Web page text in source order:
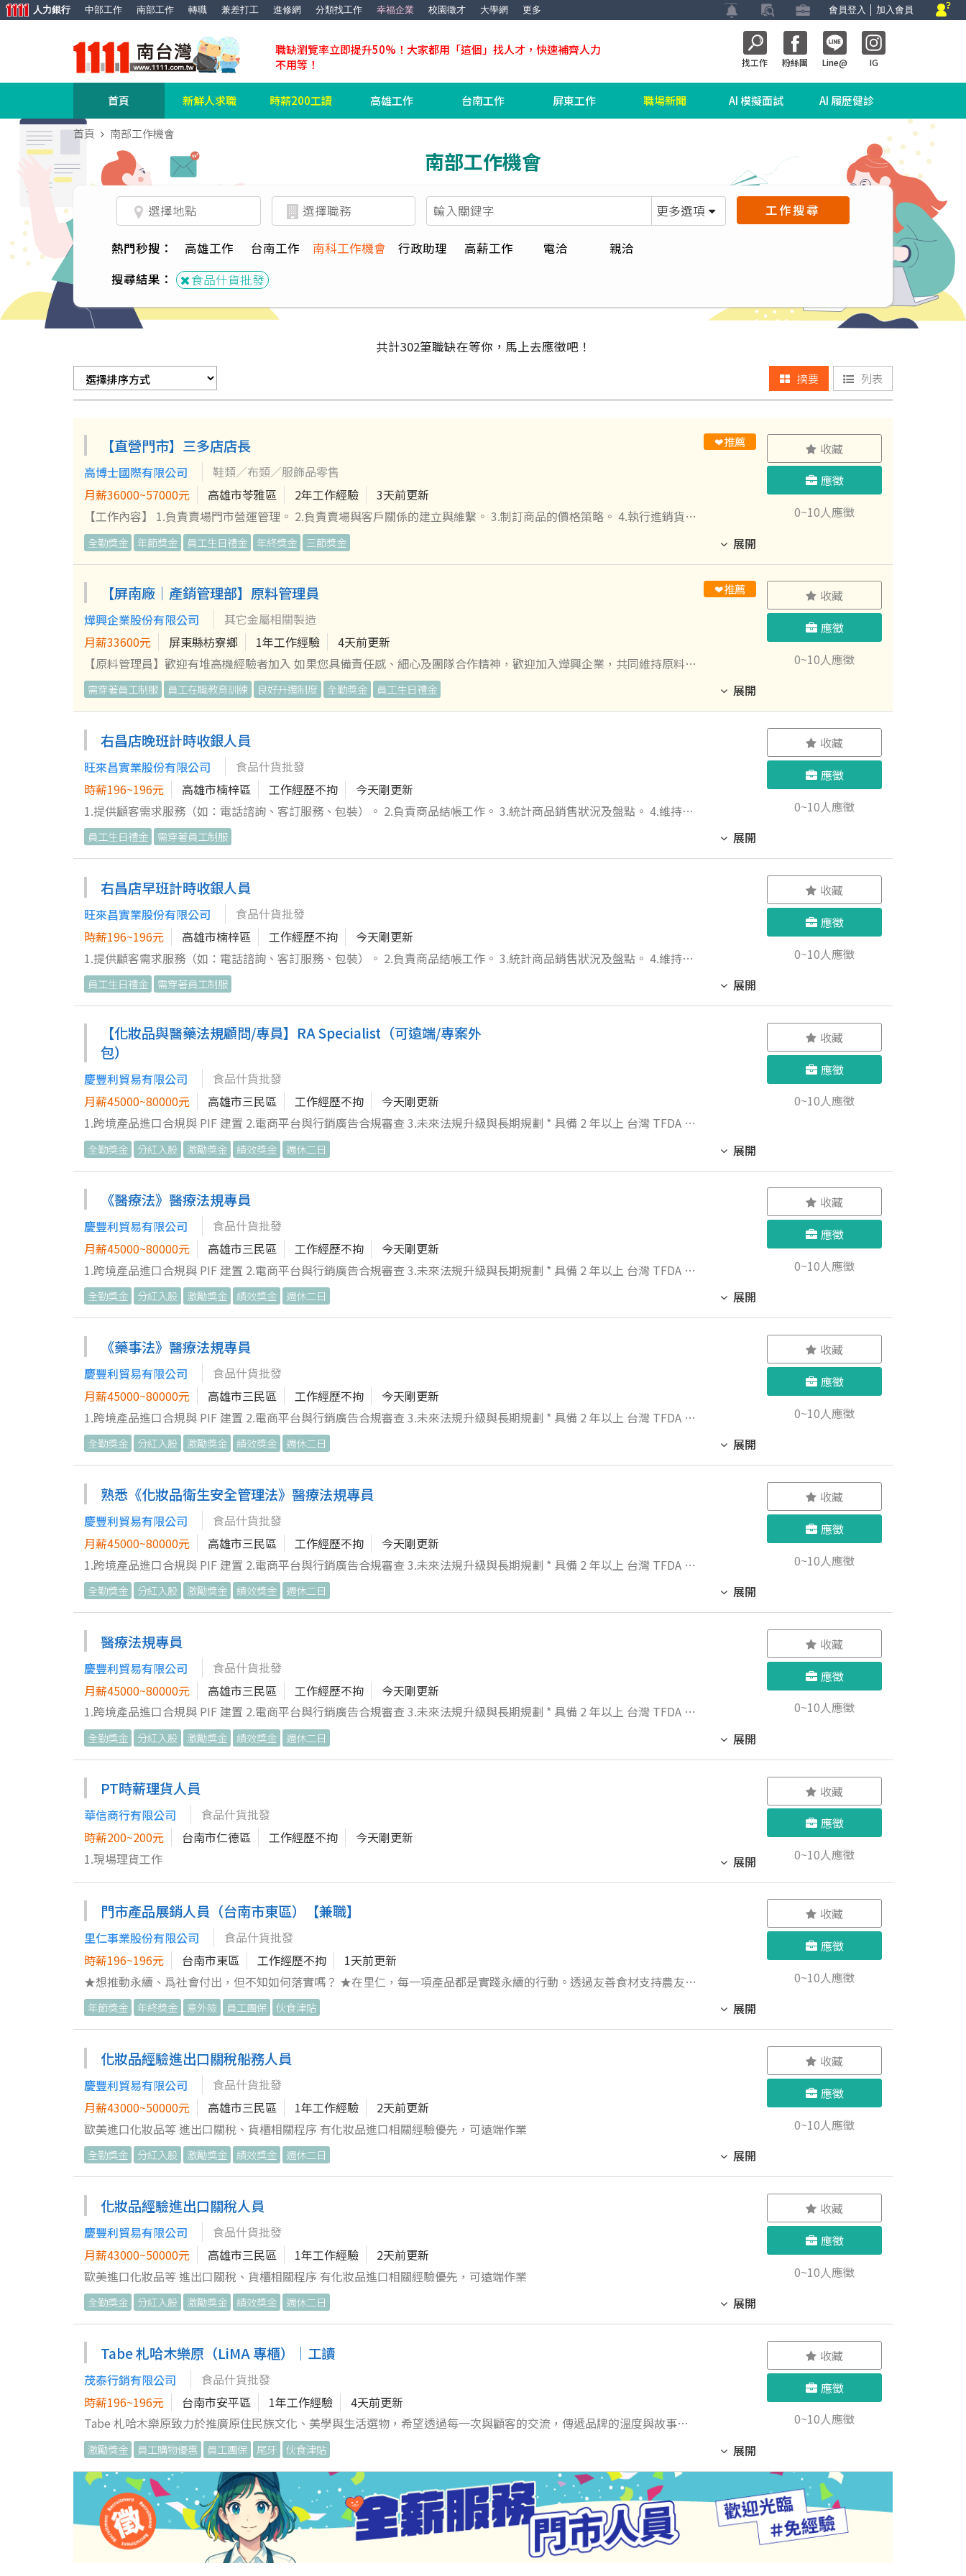
會員登入 加入會員
人力銀行 中部工作 南部工作 轉職 兼差打工 進修網 分類找工作 幸福企業 校園徵才 大學網 更多
職缺瀏覽率立即提升50%！大家都用「這個」找人才，快速補齊人力
不用等！
找工作 粉絲團 Line@ IG
首頁 新鮮人求職 時薪200工讀 高雄工作 台南工作 屏東工作 職場新聞 AI 模擬面試 AI 履歷健診
首頁 南部工作機會
南部工作機會
更多選項 工作搜尋
熱門秒搜： 高雄工作 台南工作 南科工作機會 行政助理 高薪工作 電洽
親洽
搜尋結果：
食品什貨批發
共計302筆職缺在等你，馬上去應徵吧！
列表
摘要
【直營門市】三多店店長
高博士國際有限公司
鞋類／布類／服飾品零售
月薪36000~57000元
高雄市苓雅區 2年工作經驗
3天前更新
【工作內容】 1.負責賣場門市營運管理。 2.負責賣場與客戶關係的建立與維繫。 3.制訂商品的價格策略。 4.執行進銷貨分
析。 5.規劃、協調廣告活動和促銷宣傳。 【加分特質】 ★喜歡接觸人群、具銷售商品服務顧客熱忱。 ★公司提供完善鞋
類商品專業知識教育。 ★完善教育訓練，可立即掌握銷售技巧。 ★公司產業前景看好、 升遷管道暢通。 ★為每一位員工
創造職涯發展工作價值。
展開
全勤獎金 年節獎金 員工生日禮金 年終獎金 三節獎金
❤推薦
收藏
應徵
0~10人應徵
【屏南廠｜產銷管理部】原料管理員
燁興企業股份有限公司
其它金屬相關製造
月薪33600元
屏東縣枋寮鄉 1年工作經驗
4天前更新
【原料管理員】歡迎有堆高機經驗者加入 如果您具備責任感、細心及團隊合作精神，歡迎加入燁興企業，共同維持原料管
理與生產作業順暢。 【工作內容】 1.負責廠內台車操作、板車操作、天車操作等作業。 2.原料相關異動與管理，以及主管
交辦事項。 3.配合產線作業狀況，有時需配合加班。 歡迎這樣的您加入 ✔ 做事細心✔ 配合度高✔ 重視工作安全 ✔ 具團隊
合作精神✔ 能配合現場作業 ––––––––––––––––––––––––––––––––––––––––––––––––––––––––– 【超貼心的燁興福
利】 除了具競爭力的薪資，我們更提供全方位的職涯關懷： 薪酬激勵： 三節獎金、年終獎金、全勤獎金，肯定你的每一
份付出。 生活支持： 生日禮金、結婚補助、生育及育嬰補貼，陪你走過人生重要時刻。 日常關愛： 伙食津貼、提供員工
制服、完善的內外部教育訓練。 友善職場： 週休二日、舒適哺乳室、家庭照顧假，讓工作與生活達到真平衡。 健康守
護： 定期員工健檢、團體保險並可納入直系親屬含醫療、重疾和癌症險。足額勞退提撥，給家人一份安心。 員工活動：義
大遊樂世界無限次數免費入園。 特約優惠：萬豪酒店、皇家酒店、天悅飯店、義享天地等。
展開
需穿著員工制服 員工在職教育訓練 良好升遷制度 全勤獎金 員工生日禮金
❤推薦
收藏
應徵
0~10人應徵
右昌店晚班計時收銀人員
旺來昌實業股份有限公司
食品什貨批發
時薪196~196元
高雄市楠梓區 工作經歷不拘
今天剛更新
1.提供顧客需求服務（如：電話諮詢、客訂服務、包裝）。 2.負責商品結帳工作。 3.統計商品銷售狀況及盤點。 4.維持店
櫃週遭之整潔。 5.協助賣場營運工作。 6.完成主管交辦事項。
展開
員工生日禮金 需穿著員工制服
收藏
應徵
0~10人應徵
右昌店早班計時收銀人員
旺來昌實業股份有限公司
食品什貨批發
時薪196~196元
高雄市楠梓區 工作經歷不拘
今天剛更新
1.提供顧客需求服務（如：電話諮詢、客訂服務、包裝）。 2.負責商品結帳工作。 3.統計商品銷售狀況及盤點。 4.維持店
櫃週遭之整潔。 5.協助賣場營運工作。 6.完成主管交辦事項。
展開
員工生日禮金 需穿著員工制服
收藏
應徵
0~10人應徵
【化妝品與醫藥法規顧問/專員】RA Specialist（可遠端/專案外
包）
慶豐利貿易有限公司
食品什貨批發
月薪45000~80000元
高雄市三民區 工作經歷不拘
今天剛更新
1.跨境產品進口合規與 PIF 建置 2.電商平台與行銷廣告合規審查 3.未來法規升級與長期規劃 * 具備 2 年以上 台灣 TFDA 化
妝品登錄與 PIF（產品安全資訊檔案）實務製作經驗。 * 熟悉《化妝品衛生安全管理法》、《藥事法》及《醫療法》之相
關罰則與界線。
展開
全勤獎金 分紅入股 激勵獎金 績效獎金 週休二日
收藏
應徵
0~10人應徵
《醫療法》醫療法規專員
慶豐利貿易有限公司
食品什貨批發
月薪45000~80000元
高雄市三民區 工作經歷不拘
今天剛更新
1.跨境產品進口合規與 PIF 建置 2.電商平台與行銷廣告合規審查 3.未來法規升級與長期規劃 * 具備 2 年以上 台灣 TFDA 化
妝品登錄與 PIF（產品安全資訊檔案）實務製作經驗。 * 熟悉《化妝品衛生安全管理法》、《藥事法》及《醫療法》之相
關罰則與界線。
展開
全勤獎金 分紅入股 激勵獎金 績效獎金 週休二日
收藏
應徵
0~10人應徵
《藥事法》醫療法規專員
慶豐利貿易有限公司
食品什貨批發
月薪45000~80000元
高雄市三民區 工作經歷不拘
今天剛更新
1.跨境產品進口合規與 PIF 建置 2.電商平台與行銷廣告合規審查 3.未來法規升級與長期規劃 * 具備 2 年以上 台灣 TFDA 化
妝品登錄與 PIF（產品安全資訊檔案）實務製作經驗。 * 熟悉《化妝品衛生安全管理法》、《藥事法》及《醫療法》之相
關罰則與界線。
展開
全勤獎金 分紅入股 激勵獎金 績效獎金 週休二日
收藏
應徵
0~10人應徵
熟悉《化妝品衛生安全管理法》醫療法規專員
慶豐利貿易有限公司
食品什貨批發
月薪45000~80000元
高雄市三民區 工作經歷不拘
今天剛更新
1.跨境產品進口合規與 PIF 建置 2.電商平台與行銷廣告合規審查 3.未來法規升級與長期規劃 * 具備 2 年以上 台灣 TFDA 化
妝品登錄與 PIF（產品安全資訊檔案）實務製作經驗。 * 熟悉《化妝品衛生安全管理法》、《藥事法》及《醫療法》之相
關罰則與界線。
展開
全勤獎金 分紅入股 激勵獎金 績效獎金 週休二日
收藏
應徵
0~10人應徵
醫療法規專員
慶豐利貿易有限公司
食品什貨批發
月薪45000~80000元
高雄市三民區 工作經歷不拘
今天剛更新
1.跨境產品進口合規與 PIF 建置 2.電商平台與行銷廣告合規審查 3.未來法規升級與長期規劃 * 具備 2 年以上 台灣 TFDA 化
妝品登錄與 PIF（產品安全資訊檔案）實務製作經驗。 * 熟悉《化妝品衛生安全管理法》、《藥事法》及《醫療法》之相
關罰則與界線。
展開
全勤獎金 分紅入股 激勵獎金 績效獎金 週休二日
收藏
應徵
0~10人應徵
PT時薪理貨人員
華信商行有限公司
食品什貨批發
時薪200~200元
台南市仁德區 工作經歷不拘
今天剛更新
1.現場理貨工作
展開
收藏
應徵
0~10人應徵
門市產品展銷人員（台南市東區）【兼職】
里仁事業股份有限公司
食品什貨批發
時薪196~196元
台南市東區 工作經歷不拘
1天前更新
★想推動永續、爲社會付出，但不知如何落實嗎？ ★在里仁，每一項產品都是實踐永續的行動。透過友善食材支持農友、
蔬食配方守護生命、本土原料減少碳足跡... 我們期許透過里仁架上的商品，帶動更多消費者一起翻轉世界！ 【工作内容】
1.商品陳列與銷售： 商品陳列與佈置、商品功能介紹與推薦…等相關業務。 2.商品管理： 清潔、維護、查補、盤點、滯
銷、庫存、效期管理、檔期換檔…等相關業務。 3.活動業務： 負責檔期及各式活動舉辦與執行…等相關業務。分析商圈及
脈動。 4.服務業務： 顧客服務與接待、商品諮詢服務、退換貨處理、贈品兌換、客訂單處理、商品包裝…等。 5.基礎業
展開
年節獎金 年終獎金 意外險 員工團保 伙食津貼
收藏
應徵
0~10人應徵
化妝品經驗進出口關稅船務人員
慶豐利貿易有限公司
食品什貨批發
月薪43000~50000元
高雄市三民區 1年工作經驗
2天前更新
歐美進口化妝品等 進出口關稅、貨櫃相關程序 有化妝品進口相關經驗優先，可遠端作業
展開
全勤獎金 分紅入股 激勵獎金 績效獎金 週休二日
收藏
應徵
0~10人應徵
化妝品經驗進出口關稅人員
慶豐利貿易有限公司
食品什貨批發
月薪43000~50000元
高雄市三民區 1年工作經驗
2天前更新
歐美進口化妝品等 進出口關稅、貨櫃相關程序 有化妝品進口相關經驗優先，可遠端作業
展開
全勤獎金 分紅入股 激勵獎金 績效獎金 週休二日
收藏
應徵
0~10人應徵
Tabe 札哈木樂原（LiMA 專櫃）｜工讀
茂泰行銷有限公司
食品什貨批發
時薪196~196元
台南市安平區 1年工作經驗
4天前更新
Tabe 札哈木樂原致力於推廣原住民族文化、美學與生活選物，希望透過每一次與顧客的交流，傳遞品牌的溫度與故事。
誠摯邀請對零售經營、團隊管理及品牌服務有熱忱的你加入我們。 ––––––––––––––––––––––––––––––––––––––––––
工作內容： 1. 協助門市日常營運與基本店務，讓櫃位隨時都呈現最好狀態 2. 主動介紹商品特色與品牌故事，提供貼心服
務，讓顧客有被好好對待的感受 3. 協助商品陳列、美化陳架、補貨與簡易庫存確認，維持貨架豐富好逛 4. 協助櫃點活
動、檔期與行銷企劃執行，讓更多人認識 Tabe 札哈木樂原 5. 配合會員經營相關作業，包含簡易資料協助與顧客關係維護
6. 維持櫃位環境整潔、品牌形象與整體視覺風格的一致性 7. 配合門市需求支援收銀與基本POS系統操作
–––––––––––––––––––––––––––––––––––––––––– 我們期待你： 具門市管理或零售服務經驗，具店長或副店長經驗者
佳。 喜歡與人互動，具良好的溝通能力與服務熱忱。 具責任感、執行力及團隊領導能力。 對文化品牌、設計選物或生活
美學有興趣者尤佳。 –––––––––––––––––––––––––––––––––––––––––– 績效目標： 我們重視團隊合作與目標管理，店
展開
激勵獎金 員工購物優惠 員工團保 尾牙 伙食津貼
收藏
應徵
0~10人應徵